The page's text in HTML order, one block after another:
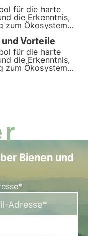
für die harte
die Erkenntnis,
zum Ökosystem
die
unsere
für Bestäuber.
Vorteile
für die harte
die Erkenntnis,
zum Ökosystem
die
Bienen und